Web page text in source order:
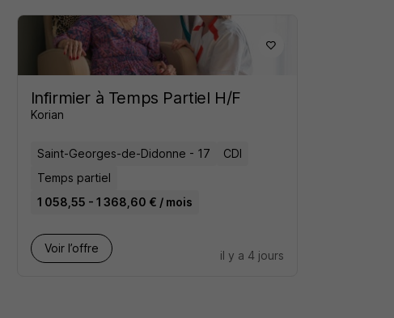
Infirmier à Temps Partiel H/F
Korian
Saint-Georges-de-Didonne - 17
CDI
Temps partiel
1 058,55 - 1 368,60 € / mois
Voir l’offre
il y a 4 jours